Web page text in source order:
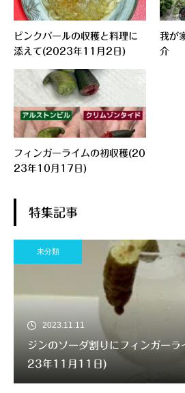
ピンクパールの収穫と料理に
添えて(2023年11月2日)
我が
介
フィンガーライムの初収穫(20
23年10月17日)
特集記事
未分類
2023.11.11
ジンのソーダ割りにフィンガー
23年11月11日)